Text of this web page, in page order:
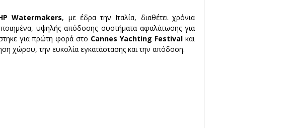
Watermakers, με έδρα την Ιταλία, διαθέτει χρόνια
υψηλής απόδοσης συστήματα αφαλάτωσης για
για πρώτη φορά στο Cannes Yachting Festival και
χώρου, την ευκολία εγκατάστασης και την απόδοση.